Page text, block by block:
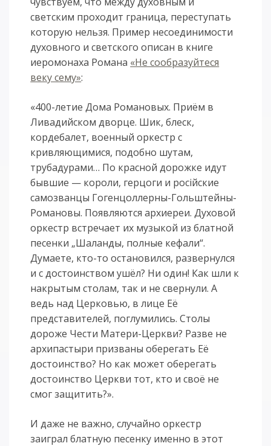
светским проходит граница, переступать
которую нельзя. Пример несоединимости
духовного и светского описан в книге
иеромонаха Романа «Не сообразуйтеся
веку сему»:
«400-летие Дома Романовых. Приём в
Ливадийском дворце. Шик, блеск,
кордебалет, военный оркестр с
кривляющимися, подобно шутам,
трубадурами… По красной дорожке идут
бывшие — короли, герцоги и росiйские
самозванцы Гогенцоллерны-Гольштейны-
Романовы. Появляются архиереи. Духовой
оркестр встречает их музыкой из блатной
песенки „Шаланды, полные кефали“.
Думаете, кто-то остановился, развернулся
и с достоинством ушёл? Ни один! Как шли к
накрытым столам, так и не свернули. А
ведь над Церковью, в лице Её
представителей, поглумились. Столы
дороже Чести Матери-Церкви? Разве не
архипастыри призваны оберегать Её
достоинство? Но как может оберегать
достоинство Церкви тот, кто и своё не
смог защитить?».
И даже не важно, случайно оркестр
заиграл блатную песенку именно в этот